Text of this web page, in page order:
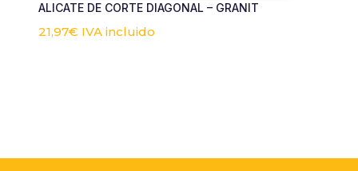
ALICATE DE CORTE DIAGONAL – GRANIT
21,97€ IVA incluido